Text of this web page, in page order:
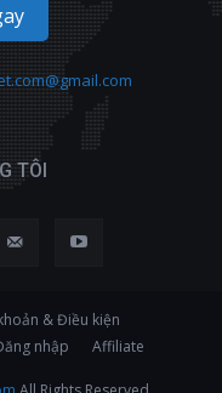
TÔI
& Điều kiện
nhập Affiliate